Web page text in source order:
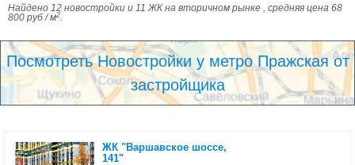
Найдено 12 новостройки и 11 ЖК на вторичном рынке , средняя цена 68
800 руб / м2.
Посмотреть Новостройки у метро Пражская от
застройщика
ЖК "Варшавское шоссе,
141"